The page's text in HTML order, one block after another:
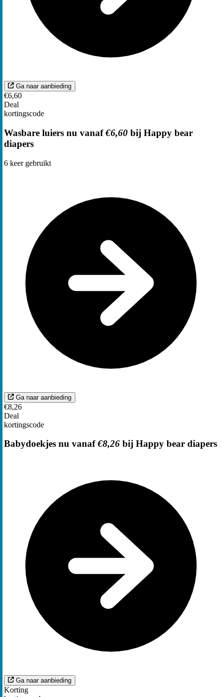
Ga naar aanbieding
€6,60
Deal
kortingscode
Wasbare luiers nu vanaf€6,60 bij Happy bear
diapers
6 keer gebruikt
Ga naar aanbieding
€8,26
Deal
kortingscode
Babydoekjes nu vanaf€8,26 bij Happy bear diapers
Ga naar aanbieding
Korting